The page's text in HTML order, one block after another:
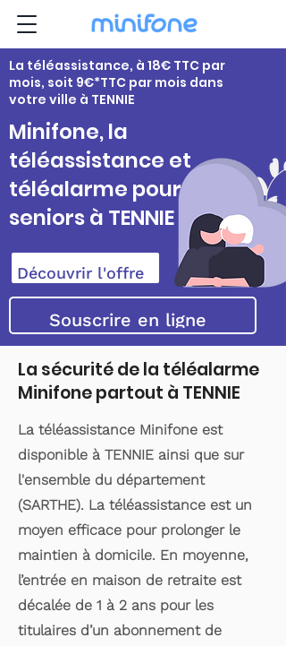
La téléassistance, à 18€ TTC par
mois, soit 9€*TTC par mois dans
votre ville à TENNIE
Minifone, la
téléassistance et
téléalarme pour
seniors à TENNIE
Découvrir l'offre
Souscrire en ligne
La sécurité de la téléalarme
Minifone partout à TENNIE
La téléassistance Minifone est
disponible à TENNIE ainsi que sur
l'ensemble du département
(SARTHE). La téléassistance est un
moyen efficace pour prolonger le
maintien à domicile. En moyenne,
l’entrée en maison de retraite est
décalée de 1 à 2 ans pour les
titulaires d’un abonnement de